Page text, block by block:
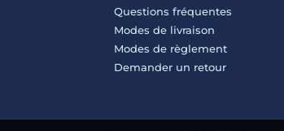
Questions fréquentes
Modes de livraison
Modes de règlement
Demander un retour